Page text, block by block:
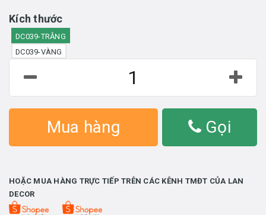
Kích thước
DC039-TRẮNG
DC039-VÀNG
Mua hàng Gọi
HOẶC MUA HÀNG TRỰC TIẾP TRÊN CÁC KÊNH TMĐT CỦA LAN
DECOR